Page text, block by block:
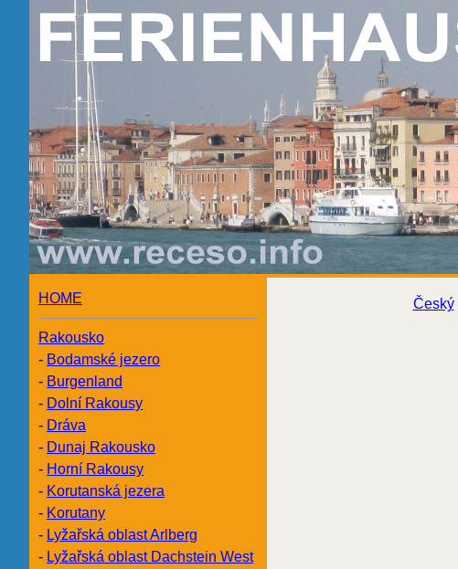
Český
HOME
Rakousko
- Bodamské jezero
- Burgenland
- Dolní Rakousy
- Dráva
- Dunaj Rakousko
- Horní Rakousy
- Korutanská jezera
- Korutany
- Lyžařská oblast Arlberg
- Lyžařská oblast Dachstein West